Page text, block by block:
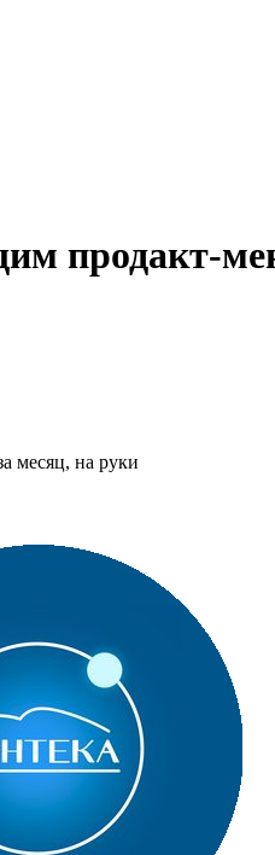
продакт-
месяц, на руки